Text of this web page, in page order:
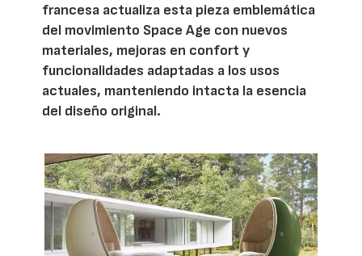
francesa actualiza esta pieza emblemática
del movimiento Space Age con nuevos
materiales, mejoras en confort y
funcionalidades adaptadas a los usos
actuales, manteniendo intacta la esencia
del diseño original.